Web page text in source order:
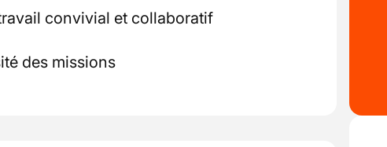
convivial et collaboratif
des missions